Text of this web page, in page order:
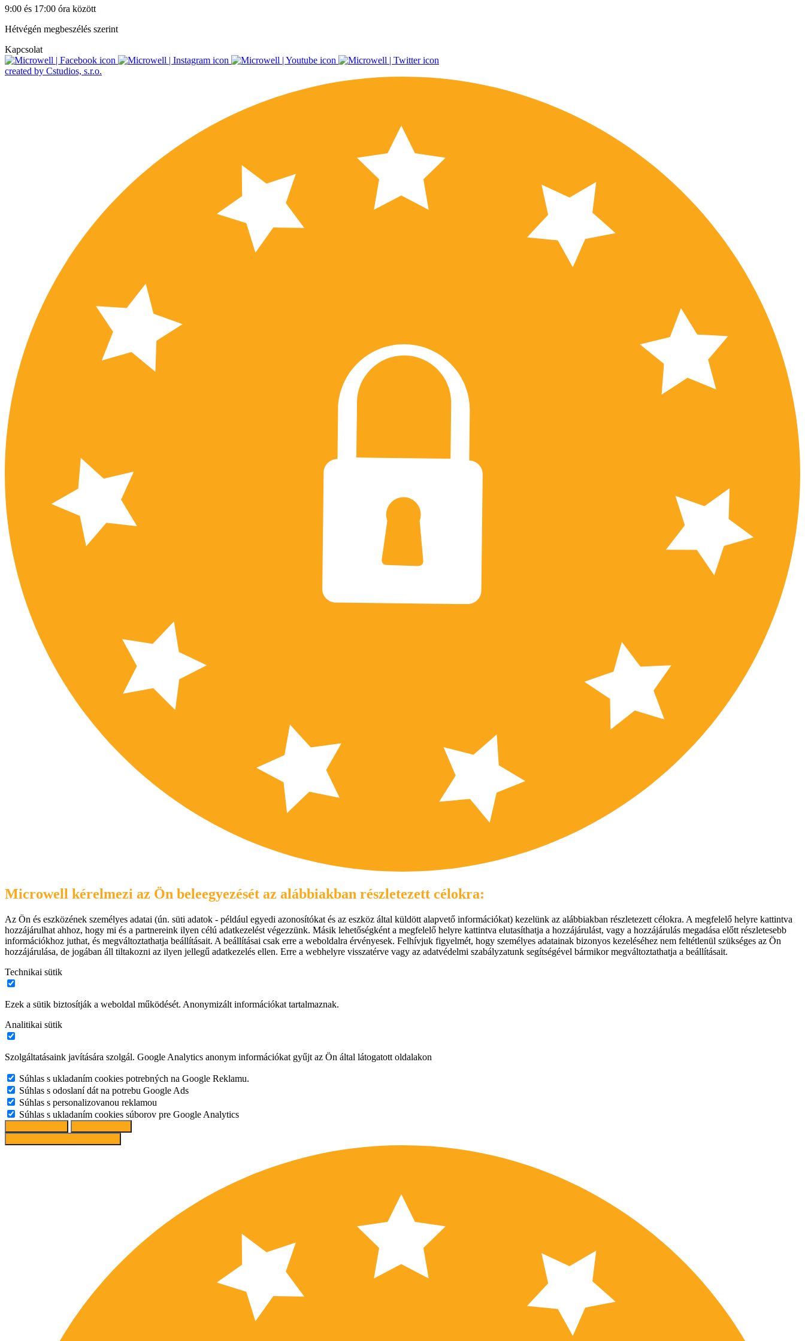
9:00 és 17:00 óra között
Hétvégén megbeszélés szerint
Kapcsolat
created by Cstudios, s.r.o.
Microwell kérelmezi az Ön beleegyezését az alábbiakban részletezett célokra:
Az Ön és eszközének személyes adatai (ún. süti adatok - például egyedi azonosítókat és az eszköz által küldött alapvető információkat) kezelünk az alábbiakban részletezett célokra. A megfelelő helyre kattintva
hozzájárulhat ahhoz, hogy mi és a partnereink ilyen célú adatkezelést végezzünk. Másik lehetőségként a megfelelő helyre kattintva elutasíthatja a hozzájárulást, vagy a hozzájárulás megadása előtt részletesebb
információkhoz juthat, és megváltoztathatja beállításait. A beállításai csak erre a weboldalra érvényesek. Felhívjuk figyelmét, hogy személyes adatainak bizonyos kezeléséhez nem feltétlenül szükséges az Ön
hozzájárulása, de jogában áll tiltakozni az ilyen jellegű adatkezelés ellen. Erre a webhelyre visszatérve vagy az adatvédelmi szabályzatunk segítségével bármikor megváltoztathatja a beállításait.
Technikai sütik
Ezek a sütik biztosítják a weboldal működését. Anonymizált információkat tartalmaznak.
Analitikai sütik
Szolgáltatásaink javítására szolgál. Google Analytics anonym információkat gyűjt az Ön által látogatott oldalakon
Súhlas s ukladaním cookies potrebných na Google Reklamu.
Súhlas s odoslaní dát na potrebu Google Ads
Súhlas s personalizovanou reklamou
Súhlas s ukladaním cookies súborov pre Google Analytics